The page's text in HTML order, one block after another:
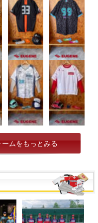
ムをもっとみる